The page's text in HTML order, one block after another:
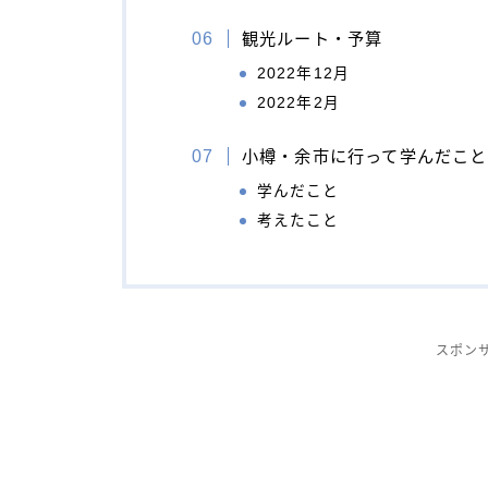
観光ルート・予算
2022年12月
2022年2月
小樽・余市に行って学んだこ
学んだこと
考えたこと
スポン